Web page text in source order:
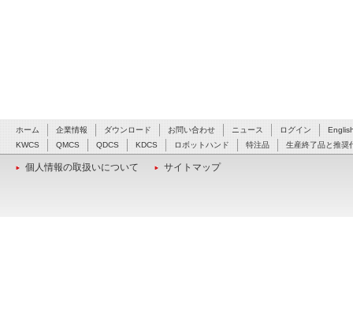
ホーム 企業情報 ダウンロード お問い合わせ ニュース ログイン
KWCS
QMCS QDCS KDCS ロボットハンド 特注品 生産終了品と推奨
個人情報の取扱いについて サイトマップ